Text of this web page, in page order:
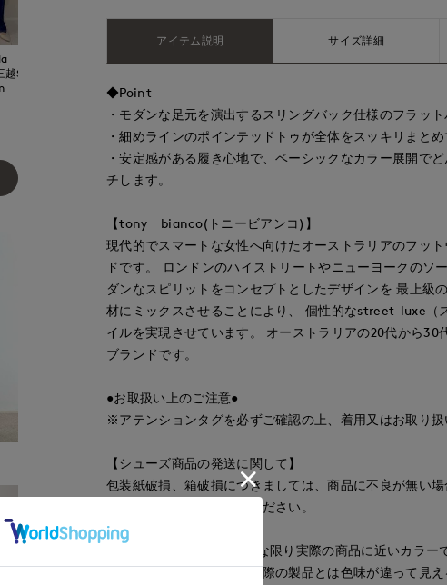
SUPERIORCLOSET
cm
アイテム説明 サイズ詳細
◆Point
・モダンな足元を演出するスリングバック仕様のフラット
・細めラインのポインテッドトゥが全体をスッキリまとめ
・安定感がある履き心地で、ベーシックなカラー展開で
チします。
【tony bianco(トニービアンコ)】
現代的でスマートな女性へ向けたオーストラリアのフッ
ドです。 ロンドンのハイストリートやニューヨークのソ
ダンなスピリットをコンセプトとしたデザインを 最上級
材にミックスさせることにより、 個性的なstreet-luxe（
イルを実現させています。 オーストラリアの20代から30
ブランドです。
●お取扱い上のご注意●
※アテンションタグを必ずご確認の上、着用又はお取り扱
【シューズ商品の発送に関して】
包装紙破損、箱破損につきましては、商品に不良が無い
おりますので予めご了承ください。
■カラーについては、可能な限り実際の商品に近いカラー
すが、照明の関係により実際の製品とは色味が違って見